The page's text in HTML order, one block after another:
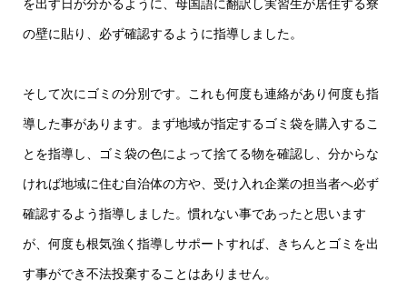
を出す日が分かるように、母国語に翻訳し実習生が居住する寮
の壁に貼り、必ず確認するように指導しました。
そして次にゴミの分別です。これも何度も連絡があり何度も指
導した事があります。まず地域が指定するゴミ袋を購入するこ
とを指導し、ゴミ袋の色によって捨てる物を確認し、分からな
ければ地域に住む自治体の方や、受け入れ企業の担当者へ必ず
確認するよう指導しました。慣れない事であったと思います
が、何度も根気強く指導しサポートすれば、きちんとゴミを出
す事ができ不法投棄することはありません。